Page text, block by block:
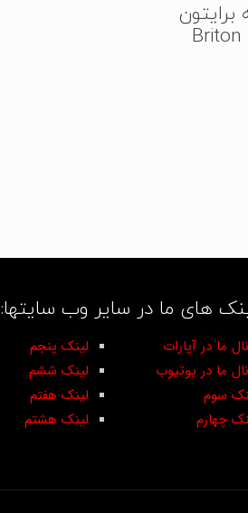
Briton
های ما در سایر وب سایتها:
لینک پنجم
لینک ششم
لینک هفتم
لینک هشتم
ما در آپارات
ما در یوتیوب
سوم
چهارم